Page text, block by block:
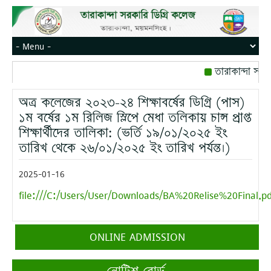
তারাকান্দা
রোজ বৃহস্পতিবার।
মোবাইল নম্বর:
অত্র কলেজের ২০২৩-২৪ শিক্ষাবর্ষের ডিগ্রি (পাস)
১ম বর্ষের ১ম রিলিজ স্লিপে মেধা তলিকায় চান্স প্রাপ্ত
শিক্ষার্থীদের তালিকা: (ভর্তি ১৯/০১/২০২৫ ইং
তারিখ থেকে ২৬/০১/২০২৫ ইং তারিখ পর্যন্ত।)
2025-01-16
file:///C:/Users/User/Downloads/
ONLINE ADMISSION